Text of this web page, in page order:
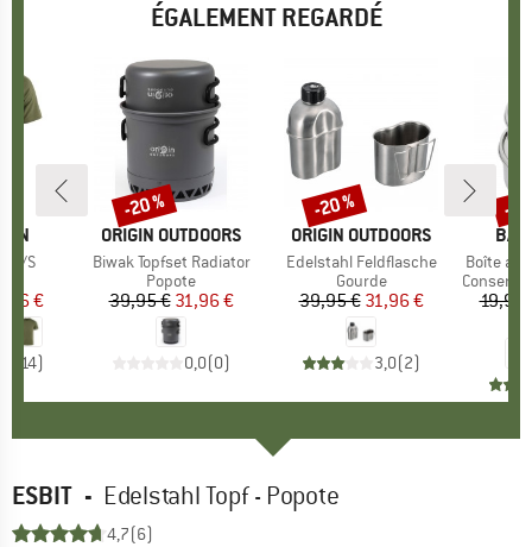
ÉGALEMENT REGARDÉ
S/S
réduit
€
14)
MARQUE
ORIGIN OUTDOORS
Article
Biwak Topfset Radiator
Product group
Popote
Prix
39,95 €Prix réduit
31,96 €
0,0(0)
Remise
-20 %
MARQUE
ORIGIN OUTDOORS
Article
Edelstahl Feldflasche
Product group
Gourde
Prix
39,95 €Prix réduit
31,96 €
3,0(2)
Remise
-20 %
Article
Boîte
Product
19,95
-
ESBIT - Edelstahl Topf - Popote
4,7(6)